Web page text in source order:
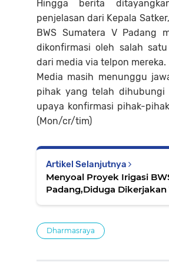
Hingga berita
penjelasan dari Kepala
BWS Sumatera V Padang
dikonfirmasi oleh salah
dari media via telpon mereka.
Media masih menunggu
pihak yang telah dihubungi
upaya konfirmasi pihak-
(Mon/cr/tim)
Artikel Selanjutnya
Menyoal Proyek Irigasi
Padang,Diduga Dikerjakan
Dharmasraya